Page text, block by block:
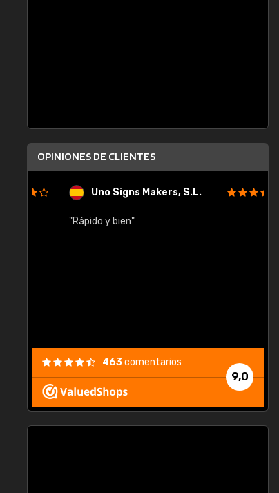
OPINIONES DE CLIENTES
Uno Signs Makers, S.L.
"Rápido y bien"
9,0
463comentarios